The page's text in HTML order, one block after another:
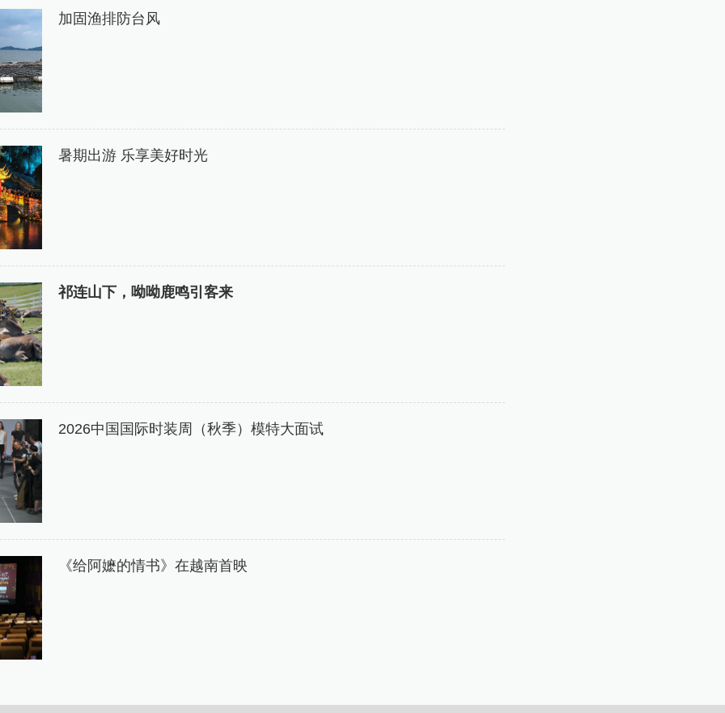
加固渔排防台风
暑期出游 乐享美好时光
祁连山下，呦呦鹿鸣引客来
2026中国国际时装周（秋季）模特大面试
《给阿嬷的情书》在越南首映